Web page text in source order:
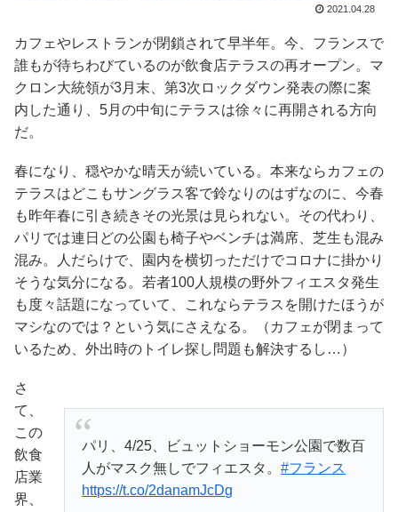
2021.04.28
カフェやレストランが閉鎖されて早半年。今、フランスで
誰もが待ちわびているのが飲食店テラスの再オープン。マ
クロン大統領が3月末、第3次ロックダウン発表の際に案
内した通り、5月の中旬にテラスは徐々に再開される方向
だ。
春になり、穏やかな晴天が続いている。本来ならカフェの
テラスはどこもサングラス客で鈴なりのはずなのに、今春
も昨年春に引き続きその光景は見られない。その代わり、
パリでは連日どの公園も椅子やベンチは満席、芝生も混み
混み。人だらけで、園内を横切っただけでコロナに掛かり
そうな気分になる。若者100人規模の野外フィエスタ発生
も度々話題になっていて、これならテラスを開けたほうが
マシなのでは？という気にさえなる。（カフェが閉まって
いるため、外出時のトイレ探し問題も解決するし…）
パリ、4/25、ビュットショーモン公園で数百
人がマスク無しでフィエスタ。#フランス
https://t.co/2danamJcDg
さ
て、
この
飲食
店業
界、